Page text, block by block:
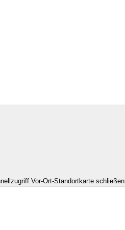
Vor-Ort-Standortkarte schließen